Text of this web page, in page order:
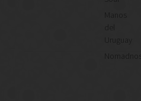
Manos
Uruguay
Nomadnoss